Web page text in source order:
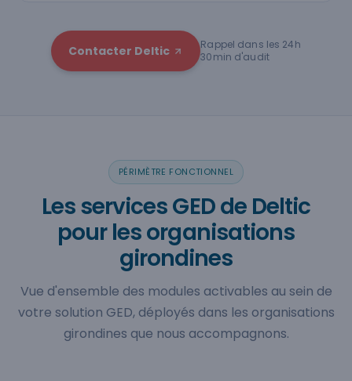
Contacter Deltic
Rappel dans les 24h
30min d'audit
PÉRIMÈTRE FONCTIONNEL
Les services GED de Deltic
pour les organisations
girondines
Vue d'ensemble des modules activables au sein de
votre solution GED, déployés dans les organisations
girondines que nous accompagnons.